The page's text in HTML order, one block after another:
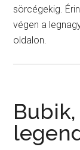
sörcégekig.
végen a
oldalon.